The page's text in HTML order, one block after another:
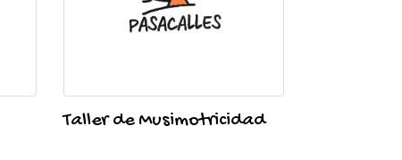
Taller de Musimotricidad